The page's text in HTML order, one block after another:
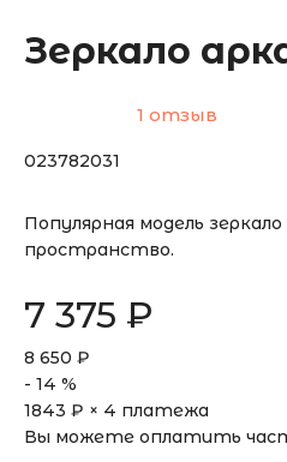
Зеркало
1 отзыв
023782031
Популярная модель
пространство.
7 375 ₽
8 650 ₽
- 14 %
1843 ₽ × 4 платежа
Вы можете оплатить